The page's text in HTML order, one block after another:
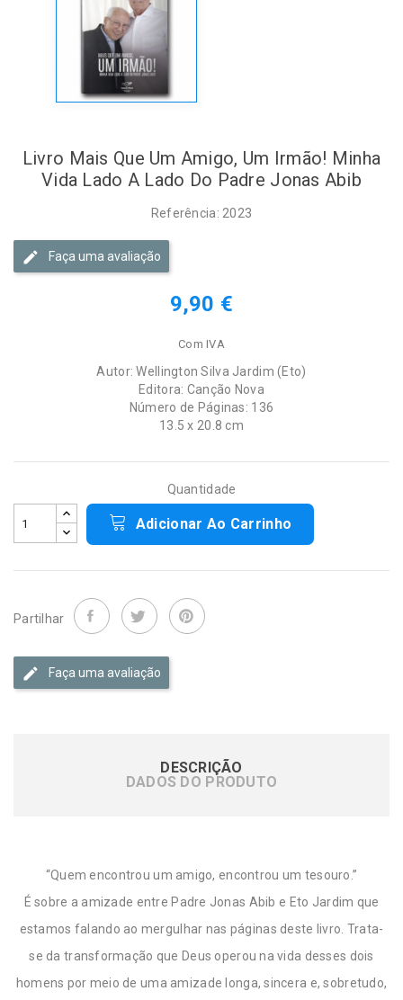
Livro Mais Que Um Amigo, Um Irmão! Minha
Vida Lado A Lado Do Padre Jonas Abib
Referência: 2023
Faça uma avaliação
9,90 €
Com IVA
Autor: Wellington Silva Jardim (Eto)
Editora: Canção Nova
Número de Páginas: 136
13.5 x 20.8 cm
Quantidade
Adicionar Ao Carrinho
Partilhar
Faça uma avaliação
DESCRIÇÃO
DADOS DO PRODUTO
“Quem encontrou um amigo, encontrou um tesouro.”
É sobre a amizade entre Padre Jonas Abib e Eto Jardim que
estamos falando ao mergulhar nas páginas deste livro. Trata-
se da transformação que Deus operou na vida desses dois
homens por meio de uma amizade longa, sincera e, sobretudo,